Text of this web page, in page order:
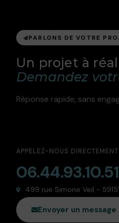
PARLONS DE VOTRE
Un projet à
Demandez
Réponse rapide, sans
APPELEZ-NOUS DIRECTEMENT
06.44.93.10.51
499 rue Simone Veil -
Envoyer un message